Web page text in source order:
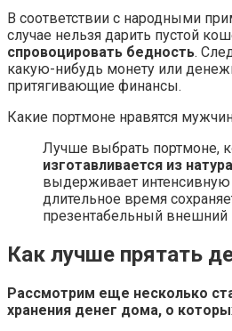
В соответствии с народными
случае нельзя дарить пустой
спровоцировать бедность.
какую-нибудь монету или
притягивающие финансы.
Какие портмоне нравятся
Лучше выбрать портмоне,
изготавливается из
выдерживает интенсивную
длительное время
презентабельный внешний
Как лучше прятать
Рассмотрим еще несколько
хранения денег дома, о